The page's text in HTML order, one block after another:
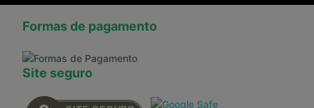
Formas de pagamento
Site seguro